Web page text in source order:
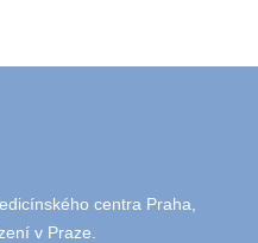
centra Praha,
v Praze.